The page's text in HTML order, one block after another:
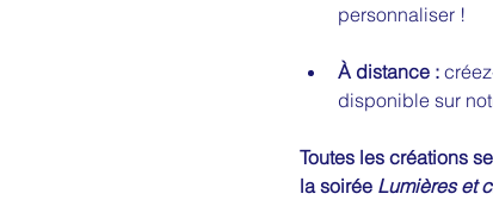
personnaliser !
À distance :
disponible sur
Toutes les créations
la soirée Lumières et